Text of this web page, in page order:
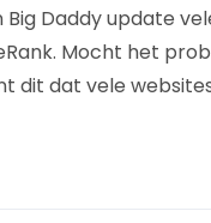
Daddy update
Mocht het
dit dat vele